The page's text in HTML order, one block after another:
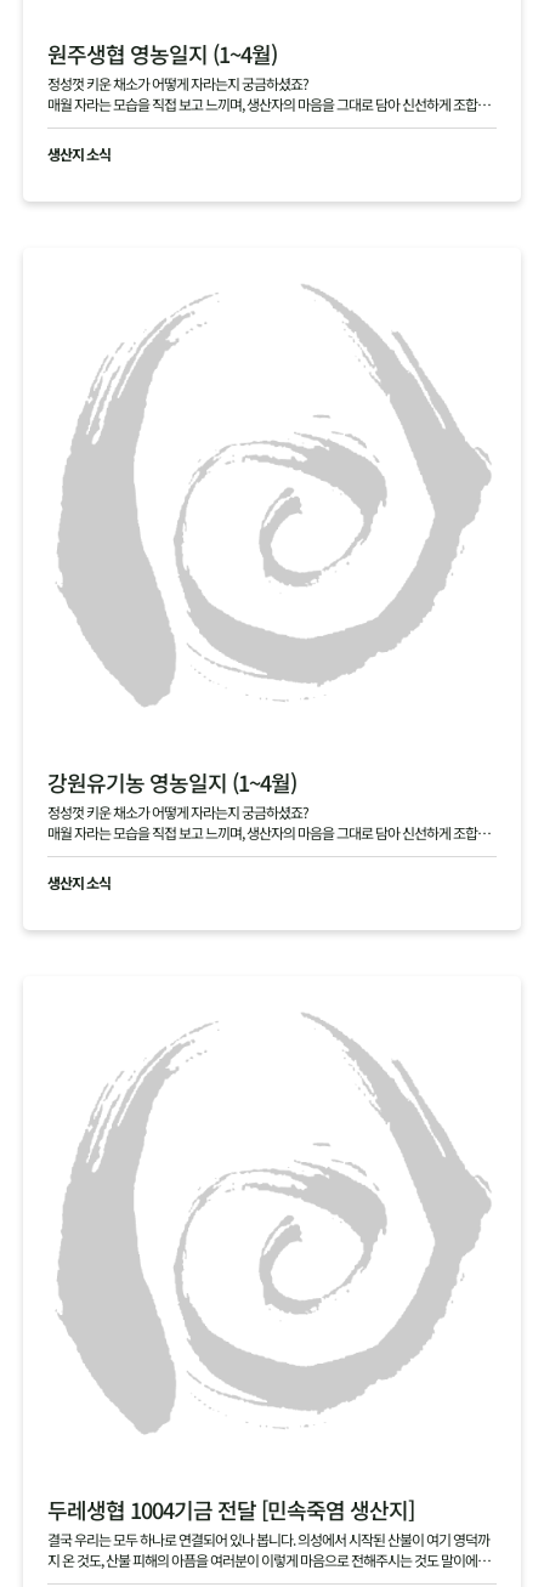
원주생협 영농일지 (1~4월)
정성껏 키운 채소가 어떻게 자라는지 궁금하셨죠?
매월 자라는 모습을 직접 보고 느끼며, 생산자의 마음을 그대로 담아 신선하게 조합원
님께 전달해 드립니다.
생산지 소식
강원유기농 영농일지 (1~4월)
정성껏 키운 채소가 어떻게 자라는지 궁금하셨죠?
매월 자라는 모습을 직접 보고 느끼며, 생산자의 마음을 그대로 담아 신선하게 조합원
님께 전달해 드립니다.
생산지 소식
두레생협 1004기금 전달 [민속죽염 생산지]
결국 우리는 모두 하나로 연결되어 있나 봅니다. 의성에서 시작된 산불이 여기 영덕까
지 온 것도, 산불 피해의 아픔을 여러분이 이렇게 마음으로 전해주시는 것도 말이에요.
본의 아니게 걱정을 끼쳐 죄송합니다. 여러분 덕분에 다시 힘을 내겠습니다. 진심으로